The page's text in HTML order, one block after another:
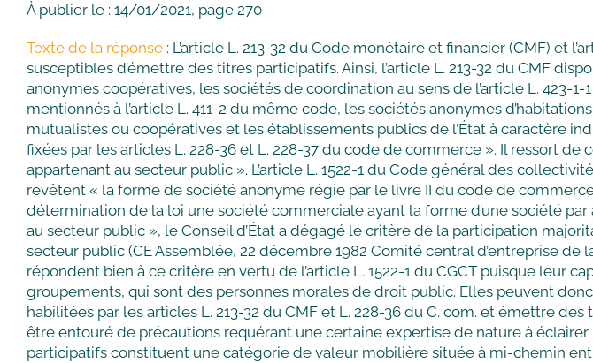
À publier le : 14/01/2021, page 270
Texte de la réponse : L’article L. 213-32 du Code monétaire et financier (CMF) et
susceptibles d’émettre des titres participatifs. Ainsi, l’article L. 213-32 du CMF
anonymes coopératives, les sociétés de coordination au sens de l’article L. 423-
mentionnés à l’article L. 411-2 du même code, les sociétés anonymes
mutualistes ou coopératives et les établissements publics de l’État à caractère
fixées par les articles L. 228-36 et L. 228-37 du code de commerce ». Il ressort
appartenant au secteur public ». L’article L. 1522-1 du Code général des
revêtent « la forme de société anonyme régie par le livre II du code de
détermination de la loi une société commerciale ayant la forme d’une société
au secteur public », le Conseil d’État a dégagé le critère de la participation
secteur public (CE Assemblée, 22 décembre 1982 Comité central d’entreprise
répondent bien à ce critère en vertu de l’article L. 1522-1 du CGCT puisque
groupements, qui sont des personnes morales de droit public. Elles peuvent
habilitées par les articles L. 213-32 du CMF et L. 228-36 du C. com. et émettre
être entouré de précautions requérant une certaine expertise de nature à
participatifs constituent une catégorie de valeur mobilière située à mi-chemin